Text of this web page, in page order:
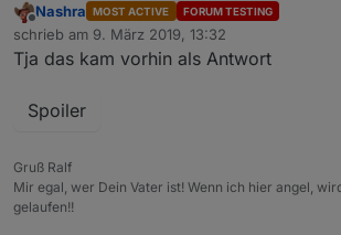
Offline
Nashra MOST ACTIVE FORUM TESTING
schrieb am 9. März 2019, 13:32
zuletzt editiert von
Tja das kam vorhin als Antwort
Spoiler
Gruß Ralf
Mir egal, wer Dein Vater ist! Wenn ich hier angel,
gelaufen!!